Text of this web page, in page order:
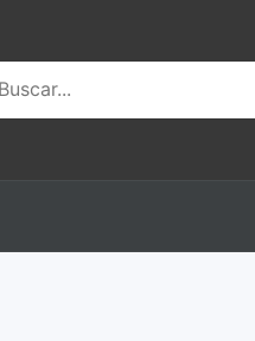
no site